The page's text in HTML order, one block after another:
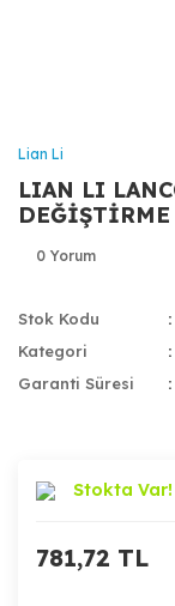
Lian Li
LIAN LI
0 Yorum
Stok Kodu
Kategori
Garanti Süresi
Stokta Var!
781,72 TL